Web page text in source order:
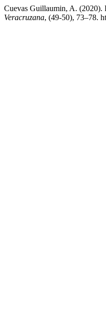
Cuevas Guillaumin, A. (2020).
Veracruzana, (49-50), 73–78.